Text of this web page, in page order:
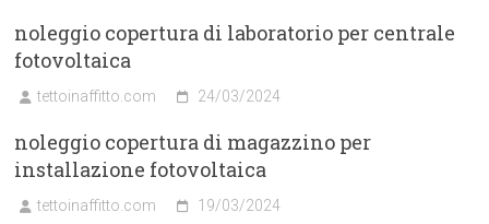
noleggio copertura di laboratorio per centrale
fotovoltaica
tettoinaffitto.com 24/03/2024
noleggio copertura di magazzino per
installazione fotovoltaica
tettoinaffitto.com 19/03/2024